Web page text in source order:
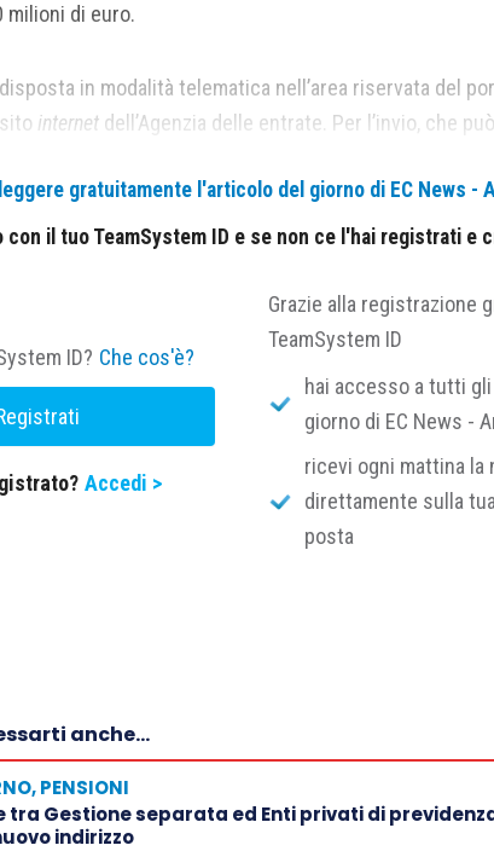
milioni di euro.
in modalità telematica nell’area riservata del
internet dell’Agenzia delle entrate. Per l’invio, che
massima di 1.000 euro; il valore dipenderà dal
stabilito per norma e l’ammontare complessivo dei
come accredito sul conto corrente bancario o
come credito d’imposta da utilizzare in
e Previdenza – Euroconference ti consiglia:
gratuitamente l'articolo del giorno di EC News -
il tuo TeamSystem ID e se non ce l'hai registrati e
ID? Che cos'è?
Accedi >
Grazie alla registrazione
TeamSystem ID
hai accesso a tutti
giorno di EC News -
ricevi ogni mattina la
direttamente sulla
posta
anche...
,PENSIONI
tra Gestione separata ed Enti privati di
indirizzo